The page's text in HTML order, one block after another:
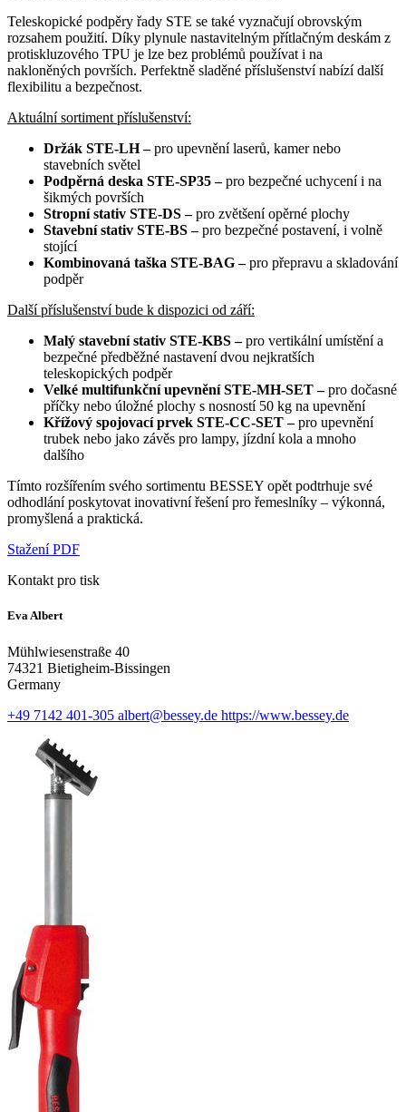
Teleskopické podpěry řady STE se také vyznačují obrovským
rozsahem použití. Díky plynule nastavitelným přítlačným deskám z
protiskluzového TPU je lze bez problémů používat i na
nakloněných površích. Perfektně sladěné příslušenství nabízí další
flexibilitu a bezpečnost.
Aktuální sortiment příslušenství:
Držák STE-LH –pro upevnění laserů, kamer nebo
stavebních světel
Podpěrná deska STE-SP35 –pro bezpečné uchycení i na
šikmých površích
Stropní stativ STE-DS –pro zvětšení opěrné plochy
Stavební stativ STE-BS –pro bezpečné postavení, i volně
stojící
Kombinovaná taška STE-BAG –pro přepravu a skladování
podpěr
Další příslušenství bude k dispozici od září:
Malý stavební stativ STE-KBS –pro vertikální umístění a
bezpečné předběžné nastavení dvou nejkratších
teleskopických podpěr
Velké multifunkční upevnění STE-MH-SET –pro dočasné
příčky nebo úložné plochy s nosností 50 kg na upevnění
Křížový spojovací prvek STE-CC-SET –pro upevnění
trubek nebo jako závěs pro lampy, jízdní kola a mnoho
dalšího
Tímto rozšířením svého sortimentu BESSEY opět podtrhuje své
odhodlání poskytovat inovativní řešení pro řemeslníky – výkonná,
promyšlená a praktická.
Stažení PDF
Kontakt pro tisk
Eva Albert
Mühlwiesenstraße 40
74321 Bietigheim-Bissingen
Germany
+49 7142 401-305 albert@bessey.de https://www.bessey.de